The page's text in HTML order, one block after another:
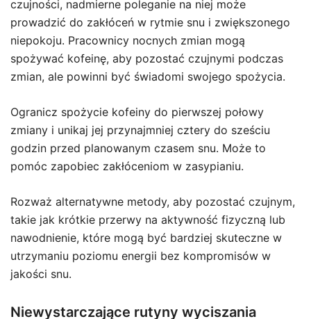
czujności, nadmierne poleganie na niej może
prowadzić do zakłóceń w rytmie snu i zwiększonego
niepokoju. Pracownicy nocnych zmian mogą
spożywać kofeinę, aby pozostać czujnymi podczas
zmian, ale powinni być świadomi swojego spożycia.
Ogranicz spożycie kofeiny do pierwszej połowy
zmiany i unikaj jej przynajmniej cztery do sześciu
godzin przed planowanym czasem snu. Może to
pomóc zapobiec zakłóceniom w zasypianiu.
Rozważ alternatywne metody, aby pozostać czujnym,
takie jak krótkie przerwy na aktywność fizyczną lub
nawodnienie, które mogą być bardziej skuteczne w
utrzymaniu poziomu energii bez kompromisów w
jakości snu.
Niewystarczające rutyny wyciszania